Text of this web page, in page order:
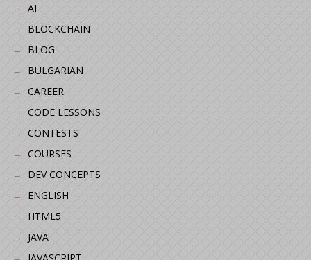
AI
BLOCKCHAIN
BLOG
BULGARIAN
CAREER
CODE LESSONS
CONTESTS
COURSES
DEV CONCEPTS
ENGLISH
HTML5
JAVA
JAVASCRIPT